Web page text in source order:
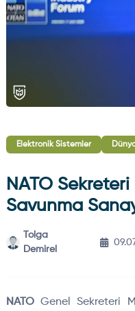
Elektronik Sistemler
NATO
Savunma
Tolga
Demirel
NATOGenel Sekreteri